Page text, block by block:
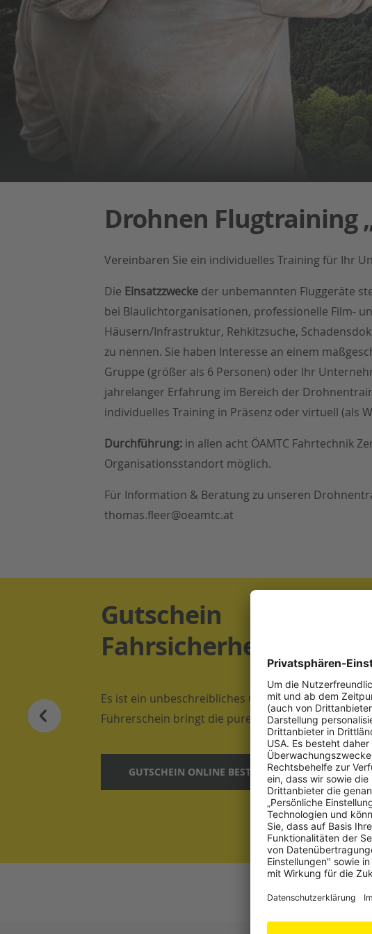
Drohnen Flugtraining
Vereinbaren Sie ein individuelles Training für Ihr
Die Einsatzzwecke der unbemannten Fluggeräte
bei Blaulichtorganisationen, professionelle Film-
Häusern/Infrastruktur, Rehkitzsuche,
zu nennen. Sie haben Interesse an einem
Gruppe (größer als 6 Personen) oder Ihr
jahrelanger Erfahrung im Bereich der
individuelles Training in Präsenz oder virtuell (als
Durchführung: in allen acht ÖAMTC Fahrtechnik
Organisationsstandort möglich.
Für Information & Beratung zu unseren
thomas.fleer@oeamtc.at
Gutschein
Fahrsicherheitstraining
Es ist ein unbeschreibliches Gefühl, wenn man ihn
Führerschein bringt die pure Freiheit auf vier
GUTSCHEIN ONLINE BESTELLEN